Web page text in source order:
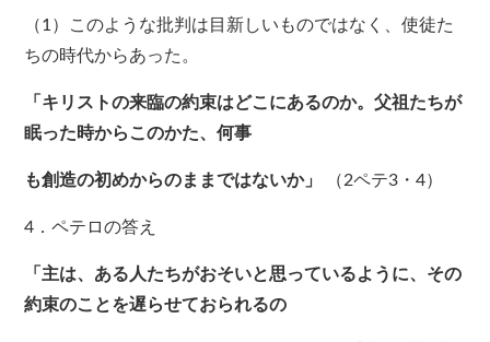
（1）このような批判は目新しいものではなく、使徒た
ちの時代からあった。
「キリストの来臨の約束はどこにあるのか。父祖たちが
眠った時からこのかた、何事
も創造の初めからのままではないか」 （2ペテ3・4）
4．ペテロの答え
「主は、ある人たちがおそいと思っているように、その
約束のことを遅らせておられるの